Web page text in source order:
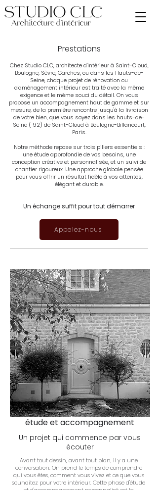
Prestations
Chez Studio CLC, architecte d'intérieur à Saint-Cloud,
Boulogne, Sèvre, Garches, ou dans les Hauts-de-
Seine, chaque projet de rénovation ou
d'aménagement intérieur est traité avec la même
exigence et le même souci du détail. On vous
propose un accompagnement haut de gamme et sur
mesure, de la première rencontre jusqu'à la livraison
de votre bien, que vous soyez dans les hauts-de-
Seine ( 92) de Saint-Cloud à Boulogne-Billancourt,
Paris.
Notre méthode repose sur trois piliers essentiels :
une étude approfondie de vos besoins, une
conception créative et personnalisée, et un suivi de
chantier rigoureux. Une approche globale pensée
pour vous offrir un résultat fidèle à vos attentes,
élégant et durable.
Un échange suffit pour tout démarrer
Appelez-nous
étude et accompagnement
Un projet qui commence par vous
écouter
Avant tout dessin, avant tout plan, il y a une
conversation. On prend le temps de comprendre
qui vous êtes, comment vous vivez et ce que vous
souhaitez pour votre intérieur. Cette phase d'étude